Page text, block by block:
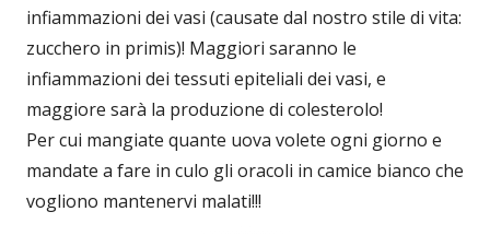
infiammazioni dei vasi (causate dal nostro stile di vita:
zucchero in primis)! Maggiori saranno le
infiammazioni dei tessuti epiteliali dei vasi, e
maggiore sarà la produzione di colesterolo!
Per cui mangiate quante uova volete ogni giorno e
mandate a fare in culo gli oracoli in camice bianco che
vogliono mantenervi malati!!!